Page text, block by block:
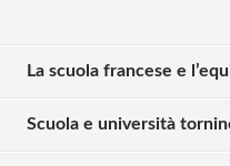
La scuola francese e
Scuola e università